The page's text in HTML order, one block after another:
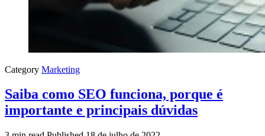
Category Marketing
Saiba como SEO funciona, porque é
importante e principais dúvidas